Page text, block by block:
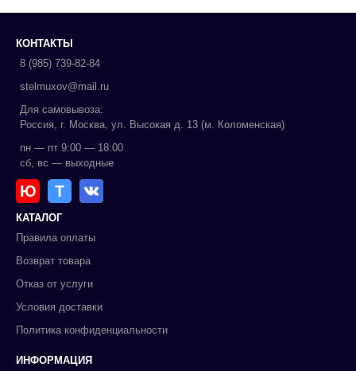
КОНТАКТЫ
8 (985) 739-82-84
stelmuxov@mail.ru
Для самовывоза:
Россия, г. Москва, ул. Высокая д. 13 (м. Коломенская)
пн — пт 9:00 — 18:00
сб, вс — выходные
Ю Т
КАТАЛОГ
Правила оплаты
Возврат товара
Отказ от услуги
Условия доставки
Политика конфиденциальности
ИНФОРМАЦИЯ